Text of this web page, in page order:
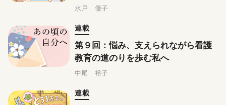
水戸 優子
連載
第９回：悩み、支えられながら看護
教育の道のりを歩む私へ
中尾 裕子
連載